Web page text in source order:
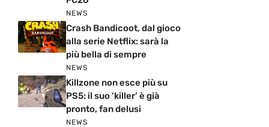
NEWS
Crash Bandicoot, dal gioco
alla serie Netflix: sarà la
più bella di sempre
NEWS
Killzone non esce più su
PS5: il suo ‘killer’ è già
pronto, fan delusi
NEWS